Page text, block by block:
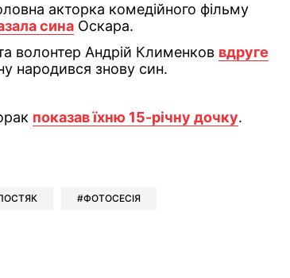
акторка комедійного фільму
сина Оскара.
волонтер Андрій Клименков вдруге
народився знову син.
показав їхню 15-річну дочку.
Messenger
у LinkedIn
ФОТОСЕСІЯ